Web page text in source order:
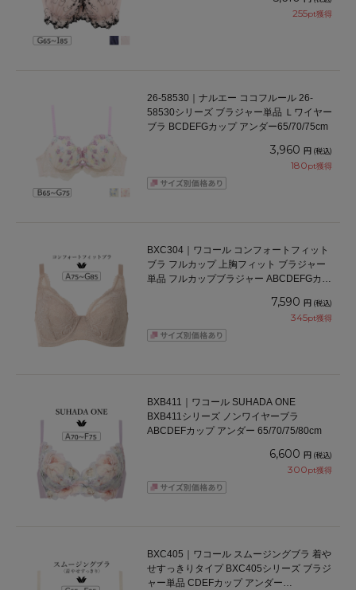
255pt獲得
26-58530｜ナルエー ココフルール 26-
58530シリーズ ブラジャー単品 Ｌワイヤー
ブラ BCDEFGカップ アンダー65/70/75cm
3,960 円 (税込)
180pt獲得
BXC304｜ワコール コンフォートフィット
ブラ フルカップ 上胸フィット ブラジャー
単品 フルカップブラジャー ABCDEFGカッ
7,590 円 (税込)
345pt獲得
BXB411｜ワコール SUHADA ONE
BXB411シリーズ ノンワイヤーブラ
ABCDEFカップ アンダー 65/70/75/80cm
6,600 円 (税込)
300pt獲得
BXC405｜ワコール スムージングブラ 着や
せすっきりタイプ BXC405シリーズ ブラジ
ャー単品 CDEFカップ アンダー